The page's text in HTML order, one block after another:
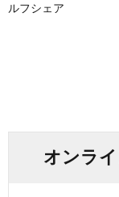
ルフシェア
オンラ